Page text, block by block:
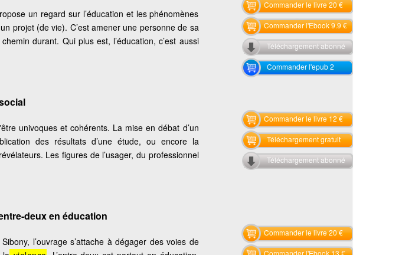
un regard sur l’éducation et les phénomènes
projet (de vie). C’est amener une personne de sa
durant. Qui plus est, l’éducation, c’est aussi
Commander le livre 20 €
Commander l'Ebook 9.9 €
Téléchargement abonné
Commander l'epub 2
univoques et cohérents. La mise en débat d’un
des résultats d’une étude, ou encore la
Les figures de l’usager, du professionnel
Commander le livre 12 €
Téléchargement gratuit
Téléchargement abonné
deux en éducation
l’ouvrage s’attache à dégager des voies de
Commander le livre 20 €